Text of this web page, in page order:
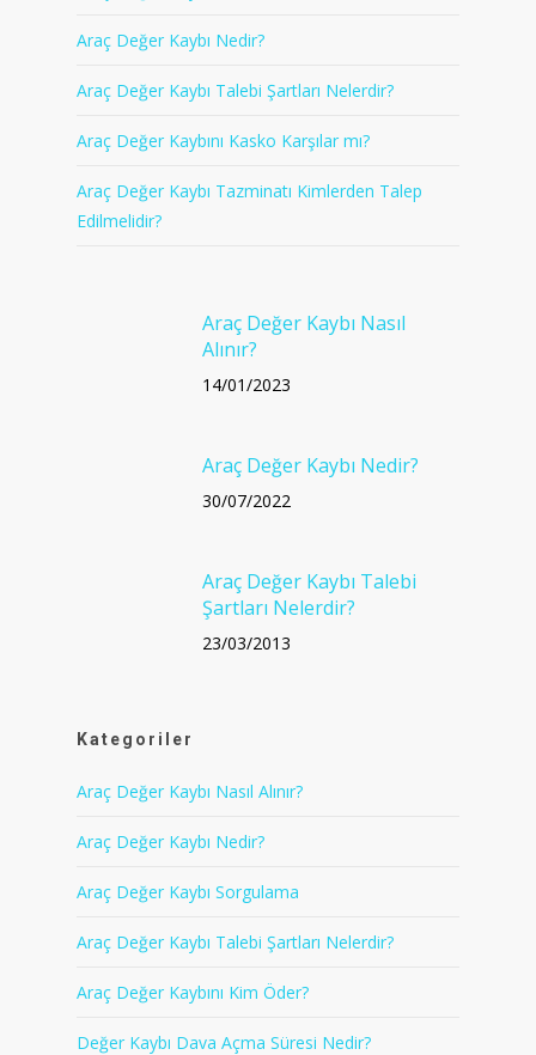
Araç Değer Kaybı Nedir?
Araç Değer Kaybı Talebi Şartları Nelerdir?
Araç Değer Kaybını Kasko Karşılar mı?
Araç Değer Kaybı Tazminatı Kimlerden Talep
Edilmelidir?
Araç Değer Kaybı Nasıl
Alınır?
14/01/2023
Araç Değer Kaybı Nedir?
30/07/2022
Araç Değer Kaybı Talebi
Şartları Nelerdir?
23/03/2013
Kategoriler
Araç Değer Kaybı Nasıl Alınır?
Araç Değer Kaybı Nedir?
Araç Değer Kaybı Sorgulama
Araç Değer Kaybı Talebi Şartları Nelerdir?
Araç Değer Kaybını Kim Öder?
Değer Kaybı Dava Açma Süresi Nedir?